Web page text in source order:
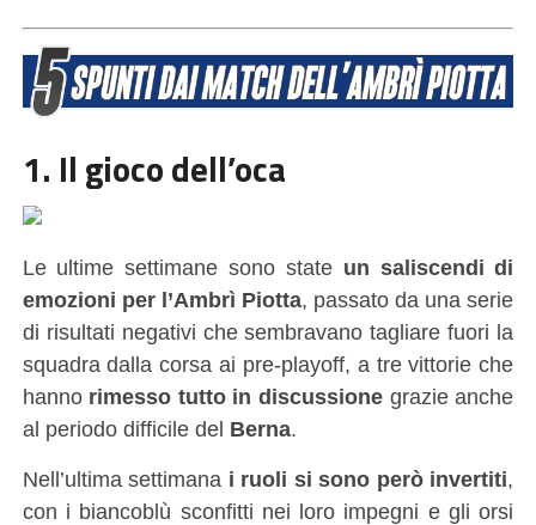
1. Il gioco dell’oca
Le ultime settimane sono state un saliscendi di
emozioni per l’Ambrì Piotta, passato da una serie
di risultati negativi che sembravano tagliare fuori la
squadra dalla corsa ai pre-playoff, a tre vittorie che
hanno rimesso tutto in discussione grazie anche
al periodo difficile del Berna.
Nell’ultima settimana i ruoli si sono però invertiti,
con i biancoblù sconfitti nei loro impegni e gli orsi